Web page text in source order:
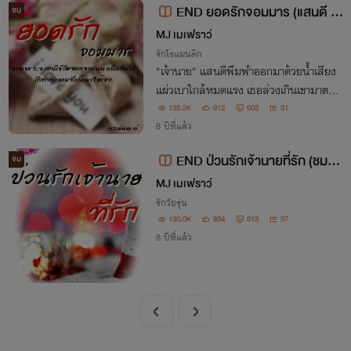
จบ
END ยอดรักจอมมาร (แสนดี +เ
ฮนรี่)
MJ เมเฟราว์
รักโรแมนติก
"เจ้านาย" แสนดีพึมพำออกมาด้วยน้ำเสียง
แผ่วเบาใกล้หมดแรง เธอล่วงเกินเขามาตลอ
ดสองวัน เฮนรี่ยกร่างกายเอนกายลง ยกมือ
สองข้างกอดอก ยกยิ้มน้อยๆ เธอฉลาดเสีย
135.2K 912 603 31
8 ปีที่แล้ว
จบ
END ป่วนรักเจ้านายที่รัก (ชมพู
x พายุ)
MJ เมเฟราว์
รักวัยรุ่น
130.0K 834 513 37
8 ปีที่แล้ว